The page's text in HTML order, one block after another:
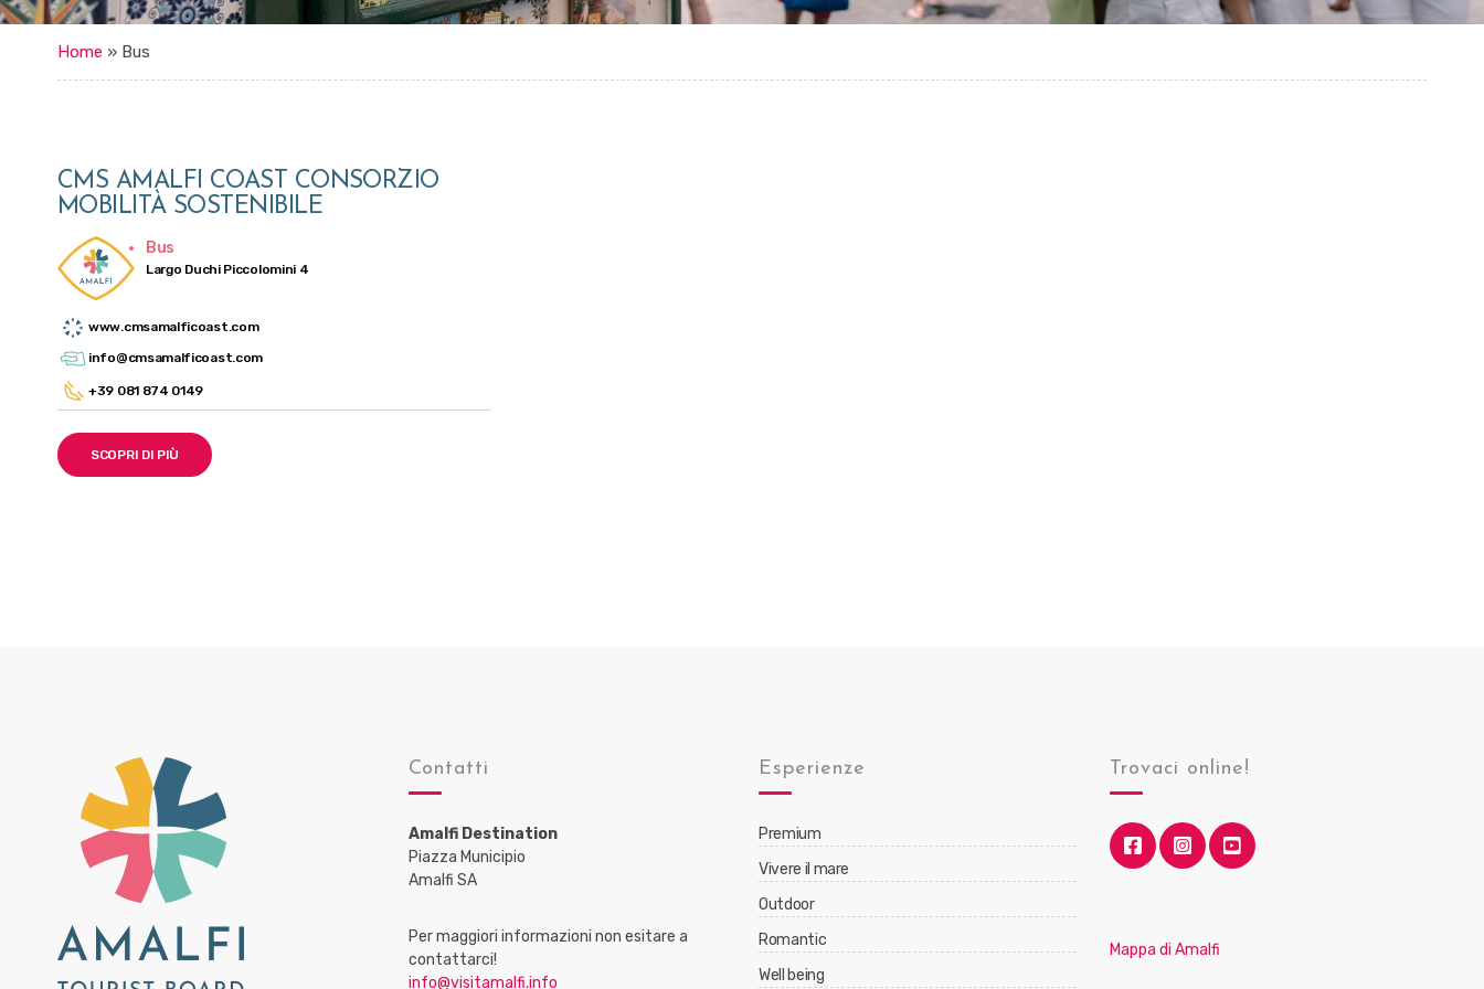
Home » Bus
CMS AMALFI COAST CONSORZIO
MOBILITÀ SOSTENIBILE
Bus
Largo Duchi Piccolomini 4
www.cmsamalficoast.com
info@cmsamalficoast.com
+39 081 874 0149
SCOPRI DI PIÙ
Contatti
Amalfi Destination
Piazza Municipio
Amalfi SA
Per maggiori informazioni non esitare a
contattarci!
info@visitamalfi.info
Esperienze
Premium
Vivere il mare
Outdoor
Romantic
Well being
Trovaci online!
Mappa di Amalfi